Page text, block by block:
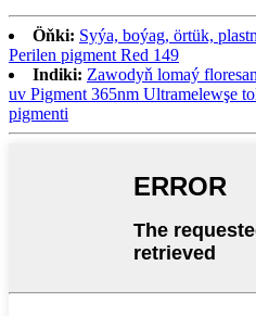
Öňki: Syýa, boýag, örtük,
Perilen pigment Red 149
Indiki: Zawodyň lomaý
uv Pigment 365nm Ultramelewşe
pigmenti